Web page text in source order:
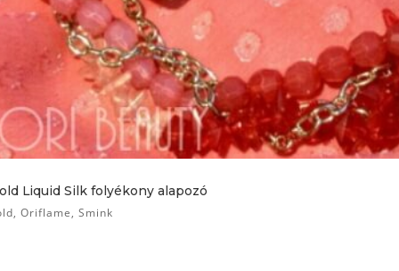
Liquid Silk folyékony alapozó
, Oriflame, Smink